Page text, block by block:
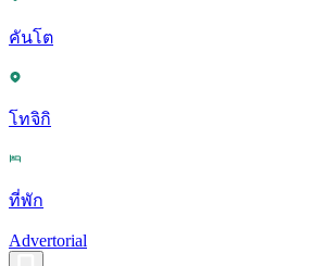
คันโต
โทจิกิ
ที่พัก
Advertorial